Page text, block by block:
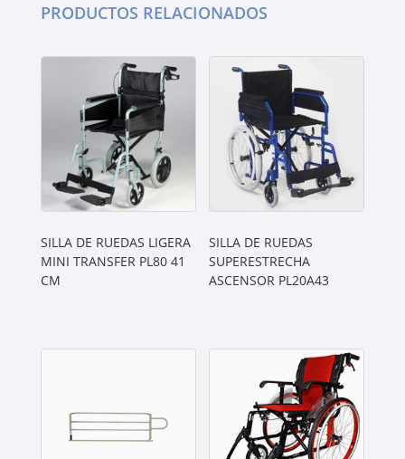
PRODUCTOS RELACIONADOS
SILLA DE RUEDAS LIGERA
MINI TRANSFER PL80 41
CM
SILLA DE RUEDAS
SUPERESTRECHA
ASCENSOR PL20A43